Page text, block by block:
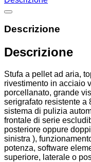
Descrizione
Descrizione
Stufa a pellet ad aria,
rivestimento in acciaio
porcellanato, grande
serigrafato resistente a
sistema di pulizia
frontale di serie
posteriore oppure
sinistra ),
potenza, software
superiore, laterale o